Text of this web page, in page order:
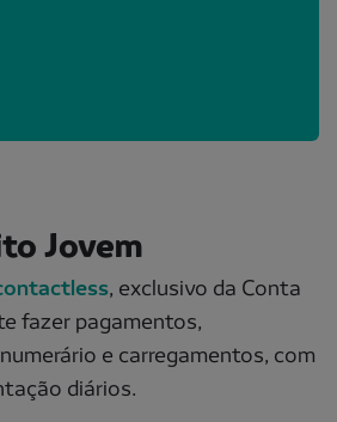
Jovem
, exclusivo da Conta
fazer pagamentos,
e carregamentos, com
diários.